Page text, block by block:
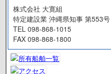
株式会社 大寛組
特定建設業 沖縄県知事 第553号
TEL 098-868-1015
FAX 098-868-1800